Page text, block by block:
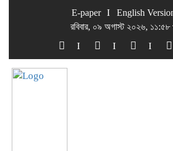
E-paper
English
রবিবার, ০৯ অগাস্ট ২০২৬, ১১:৫৮